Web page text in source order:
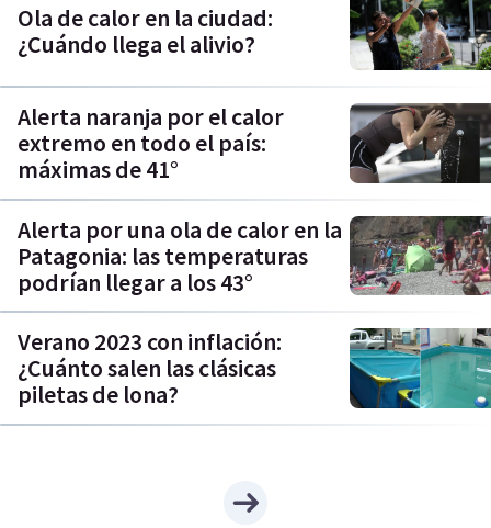
Ola de calor en la ciudad:
¿Cuándo llega el alivio?
Alerta naranja por el calor
extremo en todo el país:
máximas de 41°
Alerta por una ola de calor en la
Patagonia: las temperaturas
podrían llegar a los 43°
Verano 2023 con inflación:
¿Cuánto salen las clásicas
piletas de lona?